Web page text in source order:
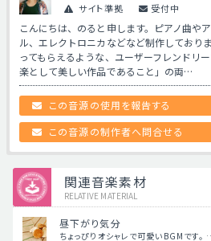
サイト準拠 受付中
こんにちは、のると申します。ピアノ曲や
ル、エレクトロニカなどなど制作しており
ってもらえるような、ユーザーフレンドリ
楽として美しい作品であること」の両…
この音源の使用を報告する
この音源の制作者へ問合せる
関連音楽素材
RELATIVE MATERIAL
昼下がり気分
ちょっぴりオシャレで可愛いBGMです。